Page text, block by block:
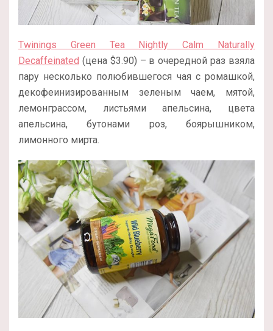
Twinings Green Tea Nightly Calm Naturally
Decaffeinated (цена $3.90) – в очередной раз взяла
пару несколько полюбившегося чая с ромашкой,
декофеинизированным зеленым чаем, мятой,
лемонграссом, листьями апельсина, цвета
апельсина, бутонами роз, боярышником,
лимонного мирта.